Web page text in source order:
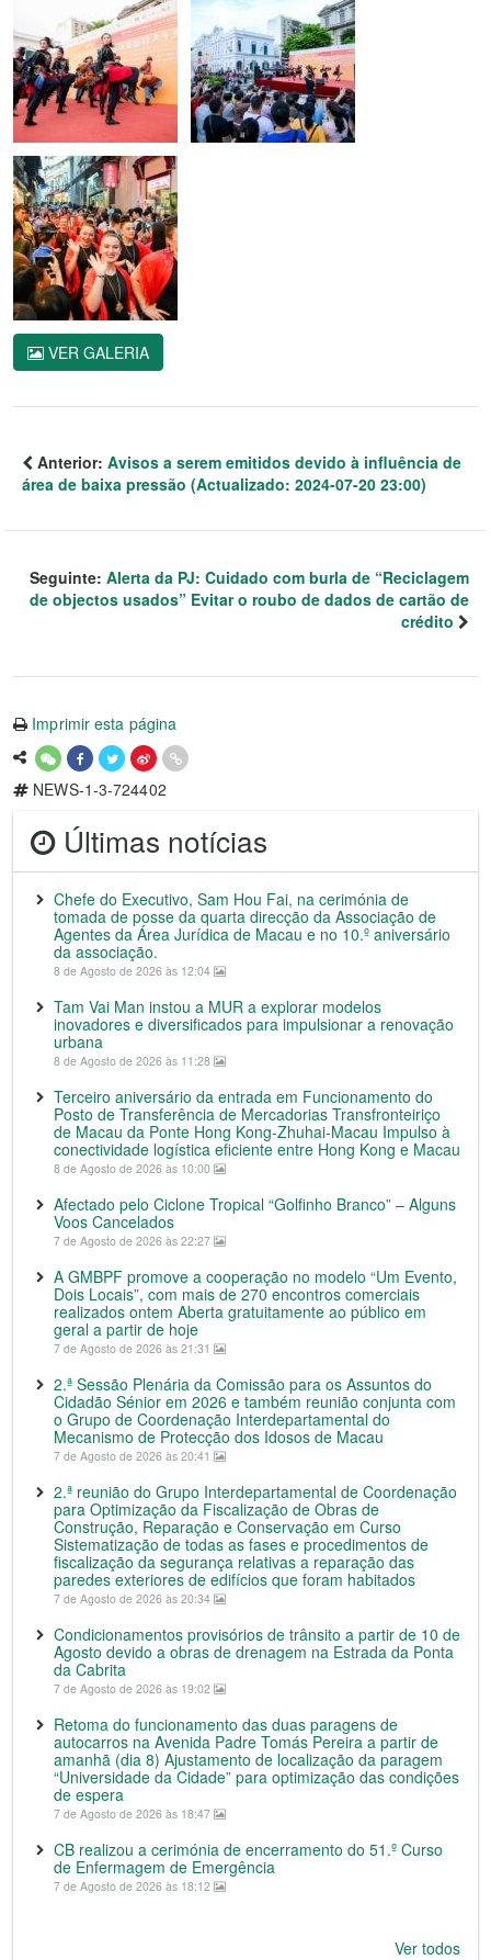
VER GALERIA
Anterior: Avisos a serem emitidos devido à influência de
área de baixa pressão (Actualizado: 2024-07-20 23:00)
Seguinte: Alerta da PJ: Cuidado com burla de “Reciclagem
de objectos usados” Evitar o roubo de dados de cartão de
crédito
Imprimir esta página
NEWS-1-3-724402
Últimas notícias
Chefe do Executivo, Sam Hou Fai, na cerimónia de
tomada de posse da quarta direcção da Associação de
Agentes da Área Jurídica de Macau e no 10.º aniversário
da associação.
8 de Agosto de 2026 às 12:04
Tam Vai Man instou a MUR a explorar modelos
inovadores e diversificados para impulsionar a renovação
urbana
8 de Agosto de 2026 às 11:28
Terceiro aniversário da entrada em Funcionamento do
Posto de Transferência de Mercadorias Transfronteiriço
de Macau da Ponte Hong Kong-Zhuhai-Macau Impulso à
conectividade logística eficiente entre Hong Kong e Macau
8 de Agosto de 2026 às 10:00
Afectado pelo Ciclone Tropical “Golfinho Branco” – Alguns
Voos Cancelados
7 de Agosto de 2026 às 22:27
A GMBPF promove a cooperação no modelo “Um Evento,
Dois Locais”, com mais de 270 encontros comerciais
realizados ontem Aberta gratuitamente ao público em
geral a partir de hoje
7 de Agosto de 2026 às 21:31
2.ª Sessão Plenária da Comissão para os Assuntos do
Cidadão Sénior em 2026 e também reunião conjunta com
o Grupo de Coordenação Interdepartamental do
Mecanismo de Protecção dos Idosos de Macau
7 de Agosto de 2026 às 20:41
2.ª reunião do Grupo Interdepartamental de Coordenação
para Optimização da Fiscalização de Obras de
Construção, Reparação e Conservação em Curso
Sistematização de todas as fases e procedimentos de
fiscalização da segurança relativas a reparação das
paredes exteriores de edifícios que foram habitados
7 de Agosto de 2026 às 20:34
Condicionamentos provisórios de trânsito a partir de 10 de
Agosto devido a obras de drenagem na Estrada da Ponta
da Cabrita
7 de Agosto de 2026 às 19:02
Retoma do funcionamento das duas paragens de
autocarros na Avenida Padre Tomás Pereira a partir de
amanhã (dia 8) Ajustamento de localização da paragem
“Universidade da Cidade” para optimização das condições
de espera
7 de Agosto de 2026 às 18:47
CB realizou a cerimónia de encerramento do 51.º Curso
de Enfermagem de Emergência
7 de Agosto de 2026 às 18:12
Ver todos